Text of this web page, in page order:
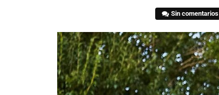
Sin comentarios